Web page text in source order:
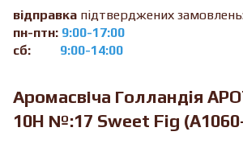
відправка підтверджених
пн-птн: 9:00-17:00
сб:
9:00-14:00
Аромасвіча Голландiя
10H №:17 Sweet Fig